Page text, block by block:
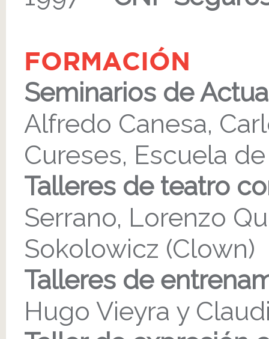
FORMACIÓN
Seminarios de
Alfredo Canesa,
Cureses, Escuela
Talleres de teatro
Serrano, Lorenzo
Sokolowicz (Clown)
Talleres de
Hugo Vieyra y